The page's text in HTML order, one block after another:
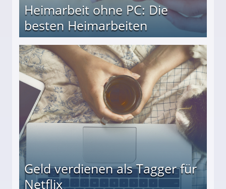
Heimarbeit ohne PC: Die
besten Heimarbeiten
Geld verdienen als Tagger für
Netflix